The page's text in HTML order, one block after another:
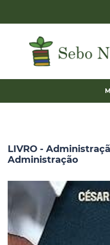
LIVRO -
Administração